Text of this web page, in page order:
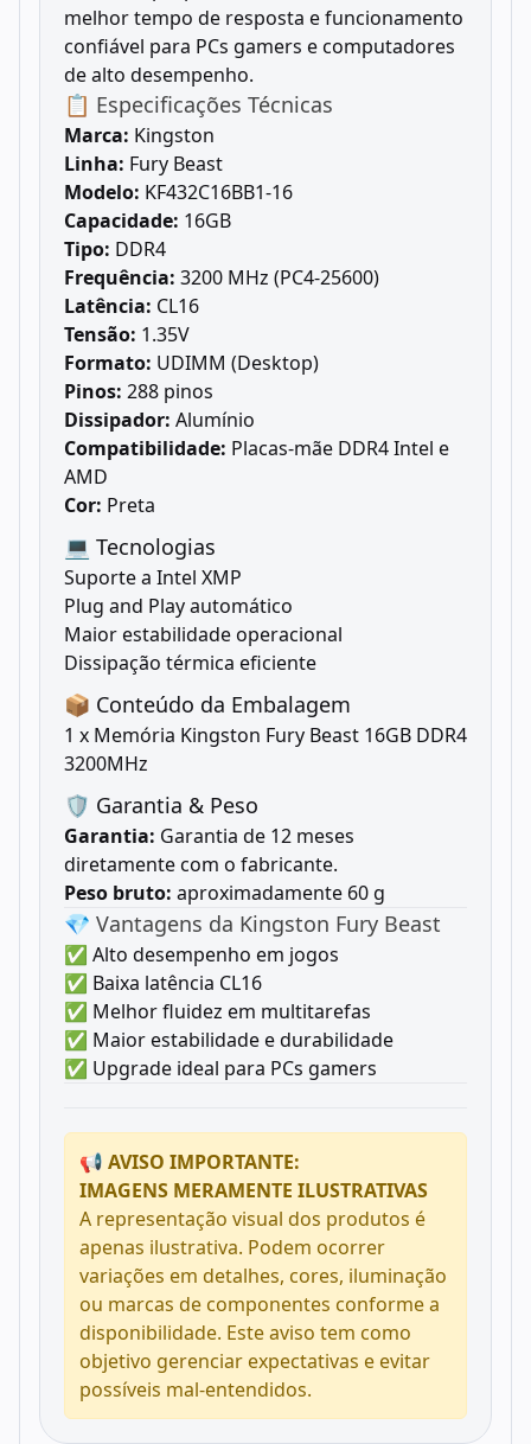
melhor tempo de resposta e funcionamento
confiável para PCs gamers e computadores
de alto desempenho.
📋 Especificações Técnicas
Marca: Kingston
Linha: Fury Beast
Modelo: KF432C16BB1-16
Capacidade: 16GB
Tipo: DDR4
Frequência: 3200 MHz (PC4-25600)
Latência: CL16
Tensão: 1.35V
Formato: UDIMM (Desktop)
Pinos: 288 pinos
Dissipador: Alumínio
Compatibilidade: Placas-mãe DDR4 Intel e
AMD
Cor: Preta
💻 Tecnologias
Suporte a Intel XMP
Plug and Play automático
Maior estabilidade operacional
Dissipação térmica eficiente
📦 Conteúdo da Embalagem
1 x Memória Kingston Fury Beast 16GB DDR4
3200MHz
🛡️ Garantia & Peso
Garantia: Garantia de 12 meses
diretamente com o fabricante.
Peso bruto: aproximadamente 60 g
💎 Vantagens da Kingston Fury Beast
✅ Alto desempenho em jogos
✅ Baixa latência CL16
✅ Melhor fluidez em multitarefas
✅ Maior estabilidade e durabilidade
✅ Upgrade ideal para PCs gamers
📢 AVISO IMPORTANTE:
IMAGENS MERAMENTE ILUSTRATIVAS
A representação visual dos produtos é
apenas ilustrativa. Podem ocorrer
variações em detalhes, cores, iluminação
ou marcas de componentes conforme a
disponibilidade. Este aviso tem como
objetivo gerenciar expectativas e evitar
possíveis mal-entendidos.